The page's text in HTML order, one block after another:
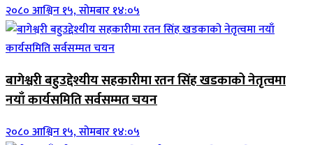
२०८० आश्विन १५, सोमबार १४:०५
बागेश्वरी बहुउद्देश्यीय सहकारीमा रतन सिंह खडकाको नेतृत्वमा
नयाँ कार्यसमिति सर्वसम्मत चयन
२०८० आश्विन १५, सोमबार १४:०५